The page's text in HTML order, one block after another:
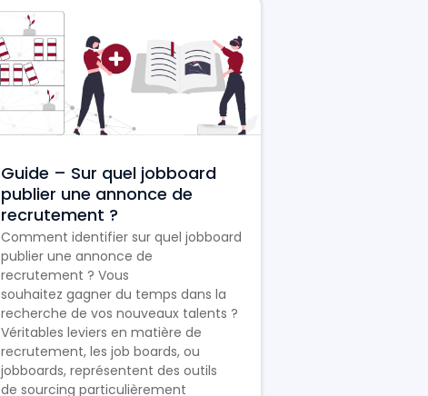
Guide – Sur quel jobboard
publier une annonce de
recrutement ?
Comment identifier sur quel jobboard
publier une annonce de
recrutement ? Vous
souhaitez gagner du temps dans la
recherche de vos nouveaux talents ?
Véritables leviers en matière de
recrutement, les job boards, ou
jobboards, représentent des outils
de sourcing particulièrement